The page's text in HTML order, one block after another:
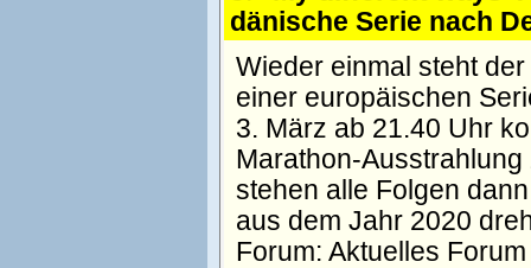
dänische Serie nach
Wieder einmal steht
einer europäischen
3. März ab 21.40 Uhr
Marathon-
stehen alle Folgen
aus dem Jahr 2020
Forum: Aktuelles Forum